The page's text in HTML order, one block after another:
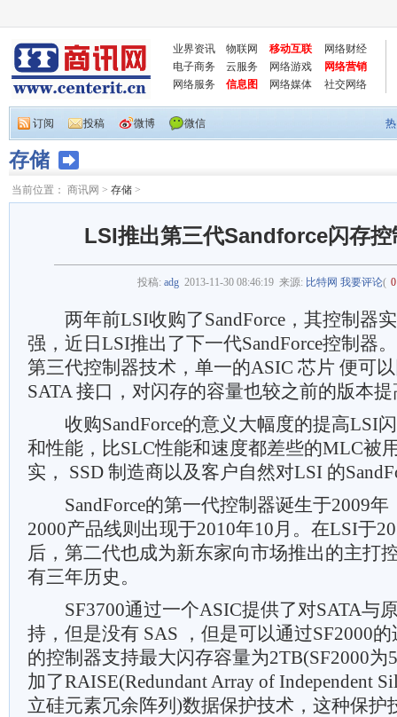
业界资讯 物联网 移动互联
网络财经
电子商务
云服务 网络游戏
网络营销
网络服务
信息图 网络媒体 社交网络
订阅 投稿 微博 微信
存储
当前位置： 商讯网 > 存储 >
LSI推出第三代Sandforce闪存控
投稿: adg 2013-11-30 08:46:19 来源: 比特网 我要评论( 0
两年前LSI收购了SandForce，其控制器
强，近日LSI推出了下一代SandForce控制器
第三代控制器技术，单一的ASIC 芯片 便可
SATA 接口，对闪存的容量也较之前的版本
收购SandForce的意义大幅度的提高LSI
和性能，比SLC性能和速度都差些的MLC被
实， SSD 制造商以及客户自然对LSI 的
SandForce的第一代控制器诞生于2009年
2000产品线则出现于2010年10月。在LSI于
后，第二代也成为新东家向市场推出的主打
有三年历史。
SF3700通过一个ASIC提供了对SATA与
持，但是没有 SAS ，但是可以通过SF2000
的控制器支持最大闪存容量为2TB(SF2000为
加了RAISE(Redundant Array of Independent
立硅元素冗余阵列)数据保护技术，这种保护